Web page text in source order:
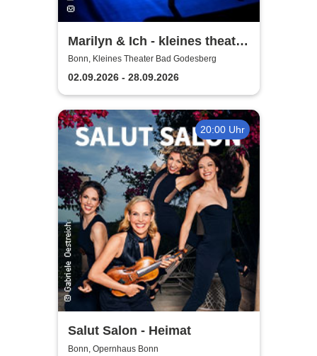
Marilyn & Ich - kleines theater
Bad Godesberg
Bonn, Kleines Theater Bad Godesberg
02.09.2026 - 28.09.2026
20:00 Uhr
Salut Salon - Heimat
Bonn, Opernhaus Bonn